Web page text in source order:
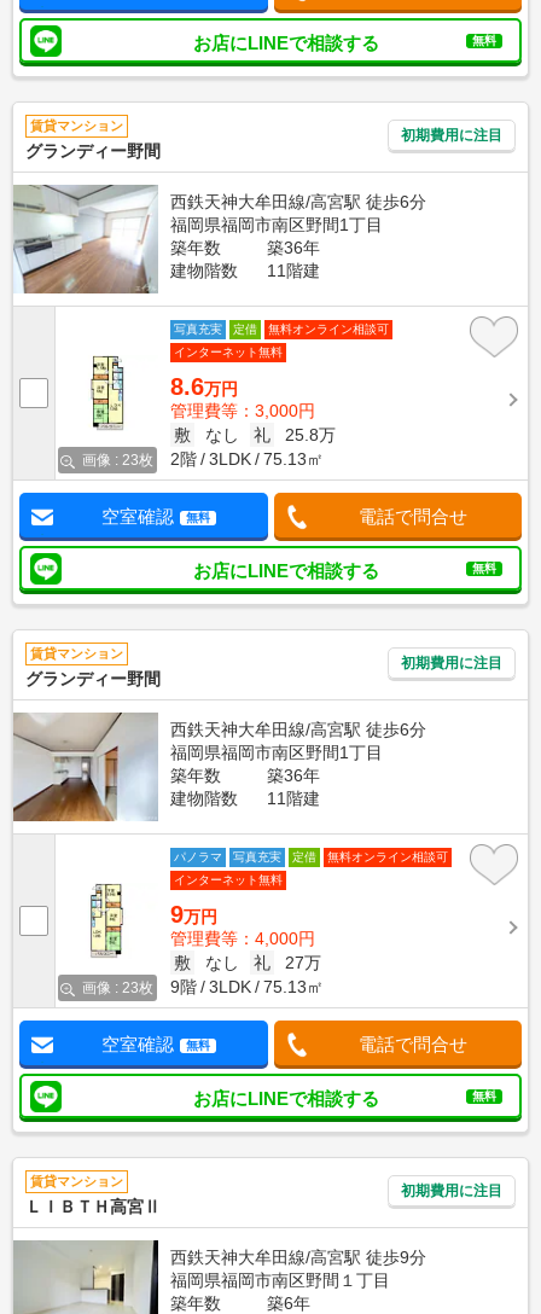
お店にLINEで相談する 無料
賃貸マンション
グランディー野間
初期費用に注目
西鉄天神大牟田線/高宮駅 徒歩6分
福岡県福岡市南区野間1丁目
築年数
築36年
建物階数
11階建
画像 : 23枚
写真充実 定借
無料オンライン相談可
インターネット無料
8.6万円
管理費等：3,000円
敷
なし 礼
25.8万
2階
3LDK 75.13㎡
空室確認 無料 電話で問合せ
お店にLINEで相談する 無料
賃貸マンション
グランディー野間
初期費用に注目
西鉄天神大牟田線/高宮駅 徒歩6分
福岡県福岡市南区野間1丁目
築年数
築36年
建物階数
11階建
画像 : 23枚
パノラマ 写真充実 定借
無料オンライン相談可
インターネット無料
9万円
管理費等：4,000円
敷
なし 礼
27万
9階
3LDK 75.13㎡
空室確認 無料 電話で問合せ
お店にLINEで相談する 無料
賃貸マンション
ＬＩＢＴＨ高宮Ⅱ
初期費用に注目
西鉄天神大牟田線/高宮駅 徒歩9分
福岡県福岡市南区野間１丁目
築年数
築6年